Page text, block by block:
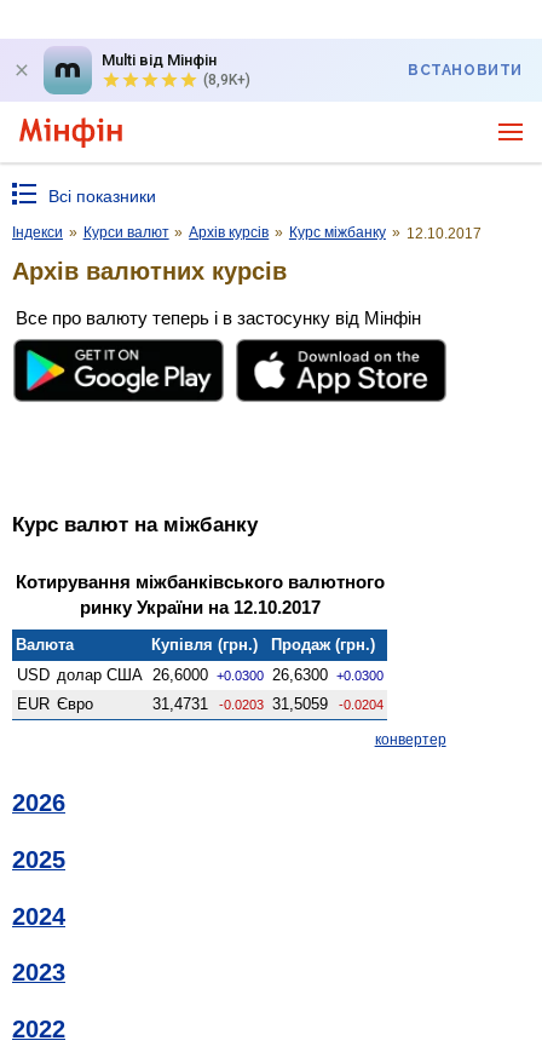
Multi від Мінфін
(8,9K+)
ВСТАНОВИТИ
Всі показники
Індекси » Курси валют » Архів курсів » Курс міжбанку » 12.10.2017
Архів валютних курсів
Все про валюту теперь і в застосунку від Мінфін
Курс валют на міжбанку
Котирування міжбанківського валютного
ринку України на 12.10.2017
Валюта Купівля (грн.)
Продаж (грн.)
USD долар США 26,6000 +0.0300 26,6300 +0.0300
EUR Євро 31,4731 -0.0203 31,5059 -0.0204
конвертер
2026
2025
2024
2023
2022